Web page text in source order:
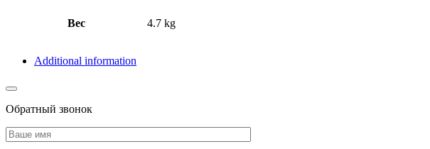
Вес 4.7 kg
Additional information
Обратный звонок